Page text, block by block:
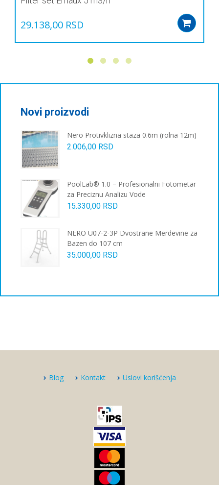
29.138,00 RSD
Novi proizvodi
Nero Protivklizna staza 0.6m (rolna 12m)
2.006,00 RSD
PoolLab® 1.0 – Profesionalni Fotometar
za Preciznu Analizu Vode
15.330,00 RSD
NERO U07-2-3P Dvostrane Merdevine za
Bazen do 107 cm
35.000,00 RSD
Blog Kontakt Uslovi korišćenja